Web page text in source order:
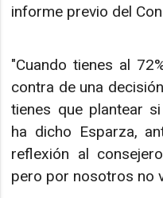
informe previo del
"Cuando tienes al
contra de una
tienes que plantear
ha dicho Esparza,
reflexión al
pero por nosotros no